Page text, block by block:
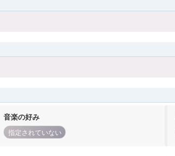
音楽の好み
指定されていない